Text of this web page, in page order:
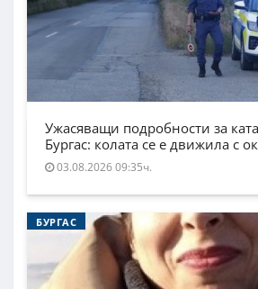
Ужасяващи подробности за
Бургас: колата се е движила с
03.08.2026 09:35ч.
БУРГАС